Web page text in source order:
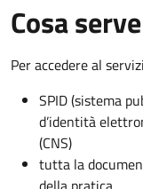
Cosa serve
Per accedere al
SPID (sistema
d’identità
(CNS)
tutta la